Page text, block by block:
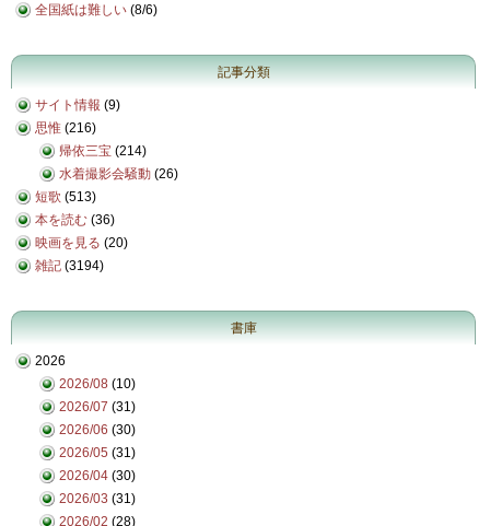
全国紙は難しい (8/6)
記事分類
サイト情報 (9)
思惟 (216)
帰依三宝 (214)
水着撮影会騒動 (26)
短歌 (513)
本を読む (36)
映画を見る (20)
雑記 (3194)
書庫
2026
2026/08 (10)
2026/07 (31)
2026/06 (30)
2026/05 (31)
2026/04 (30)
2026/03 (31)
2026/02 (28)